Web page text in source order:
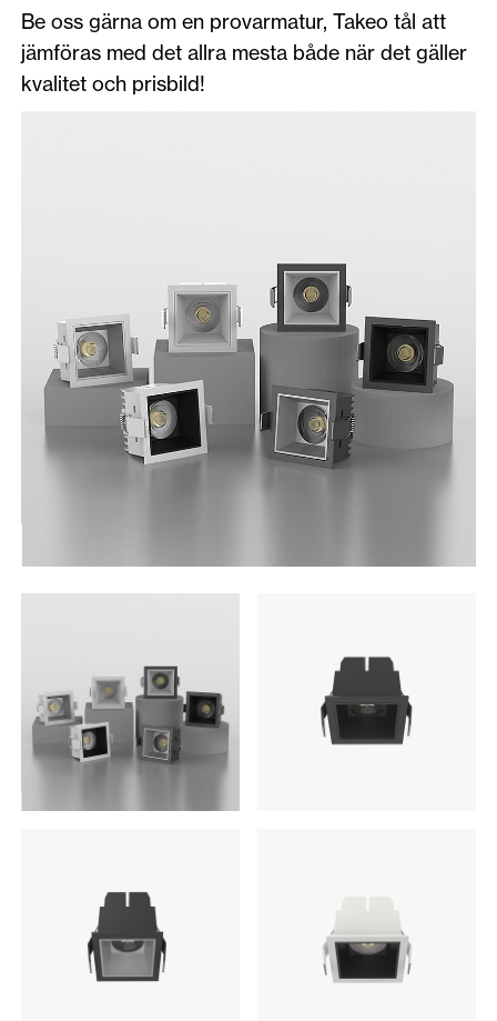
Be oss gärna om en provarmatur, Takeo tål att
jämföras med det allra mesta både när det gäller
kvalitet och prisbild!